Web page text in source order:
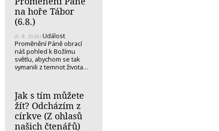
na hoře Tábor
(6.8.)
(5. 8. 2026) Událost
Proměnění Páně obrací
náš pohled k Božímu
světlu, abychom se tak
vymanili z temnot života…
Jak s tím můžete
žít? Odcházím z
církve (Z ohlasů
našich čtenářů)